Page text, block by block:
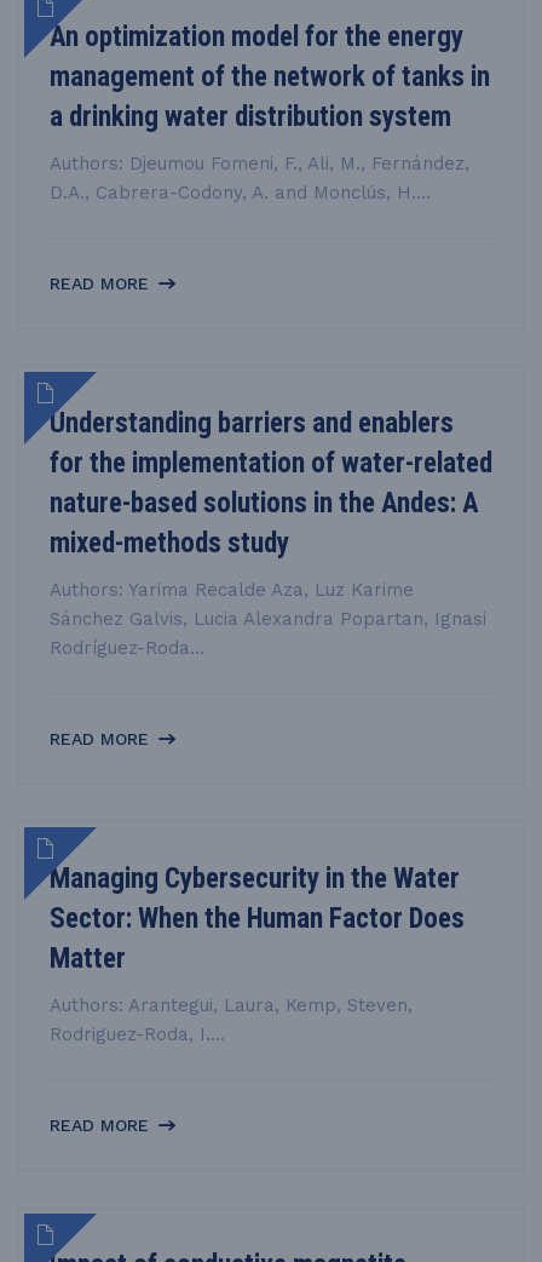
An optimization model for the energy
management of the network of tanks in
a drinking water distribution system
Authors: Djeumou Fomeni, F., Ali, M., Fernández,
D.A., Cabrera-Codony, A. and Monclús, H....
READ MORE
Understanding barriers and enablers
for the implementation of water-related
nature-based solutions in the Andes: A
mixed-methods study
Authors: Yarima Recalde Aza, Luz Karime
Sánchez Galvis, Lucia Alexandra Popartan, Ignasi
Rodríguez-Roda...
READ MORE
Managing Cybersecurity in the Water
Sector: When the Human Factor Does
Matter
Authors: Arantegui, Laura, Kemp, Steven,
Rodriguez-Roda, I....
READ MORE